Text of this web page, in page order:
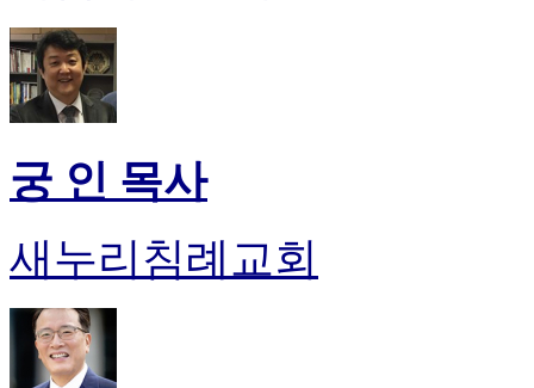
궁 인 목사
새누리침례교회